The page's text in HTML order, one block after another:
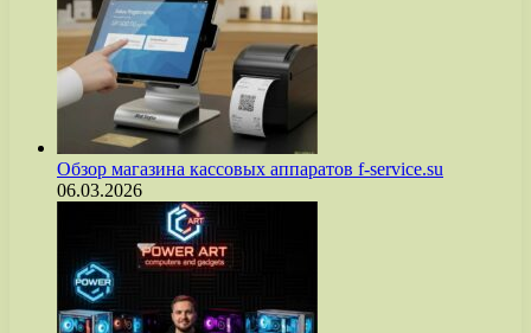
Обзор магазина кассовых аппаратов f-service.su
06.03.2026